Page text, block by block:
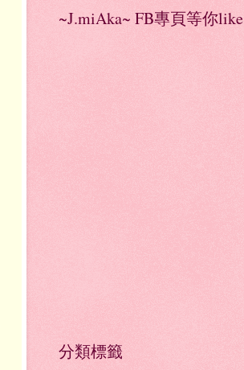
~J.miAka~ FB專頁等你like
分類標籤